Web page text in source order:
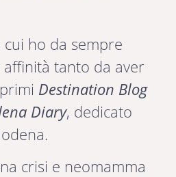
ho da sempre
tanto da aver
Destination Blog
Diary, dedicato
crisi e neomamma